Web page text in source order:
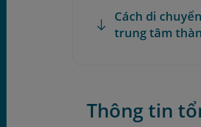
Cách di
trung tâm
Thông tin